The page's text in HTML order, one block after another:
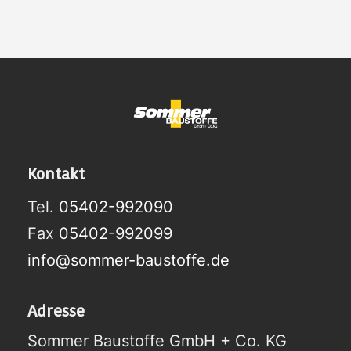
Kontakt
Tel. 05402-992090
Fax 05402-992099
info@sommer-baustoffe.de
Adresse
Sommer Baustoffe GmbH + Co. KG